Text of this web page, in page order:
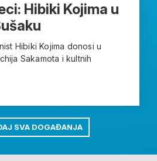
Hibiki Kojima u
Hibiki Kojima donosi u
Sakamota i kultnih
SVA DOGAĐANJA